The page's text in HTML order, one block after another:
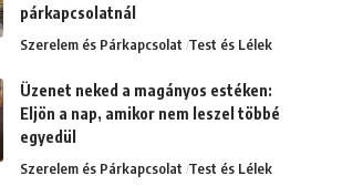
párkapcsolatnál
Szerelem és Párkapcsolat Test és Lélek
Üzenet neked a magányos estéken:
Eljön a nap, amikor nem leszel többé
egyedül
Szerelem és Párkapcsolat Test és Lélek